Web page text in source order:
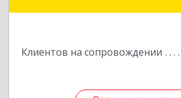
Клиентов на сопровождении